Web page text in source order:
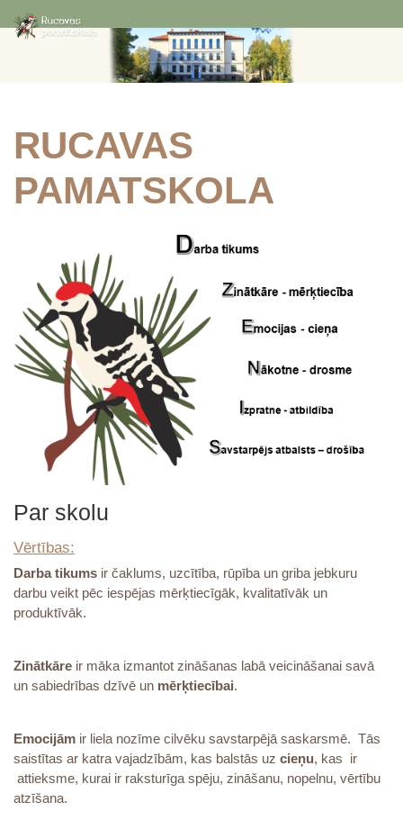
RUCAVAS
PAMATSKOLA
Par skolu
Vērtības:
Darba tikums ir čaklums, uzcītība, rūpība un griba jebkuru
darbu veikt pēc iespējas mērķtiecīgāk, kvalitatīvāk un
produktīvāk.
Zinātkāre ir māka izmantot zināšanas labā veicināšanai savā
un sabiedrības dzīvē un mērķtiecībai.
Emocijām ir liela nozīme cilvēku savstarpējā saskarsmē. Tās
saistītas ar katra vajadzībām, kas balstās uz cieņu, kas ir
attieksme, kurai ir raksturīga spēju, zināšanu, nopelnu, vērtību
atzīšana.